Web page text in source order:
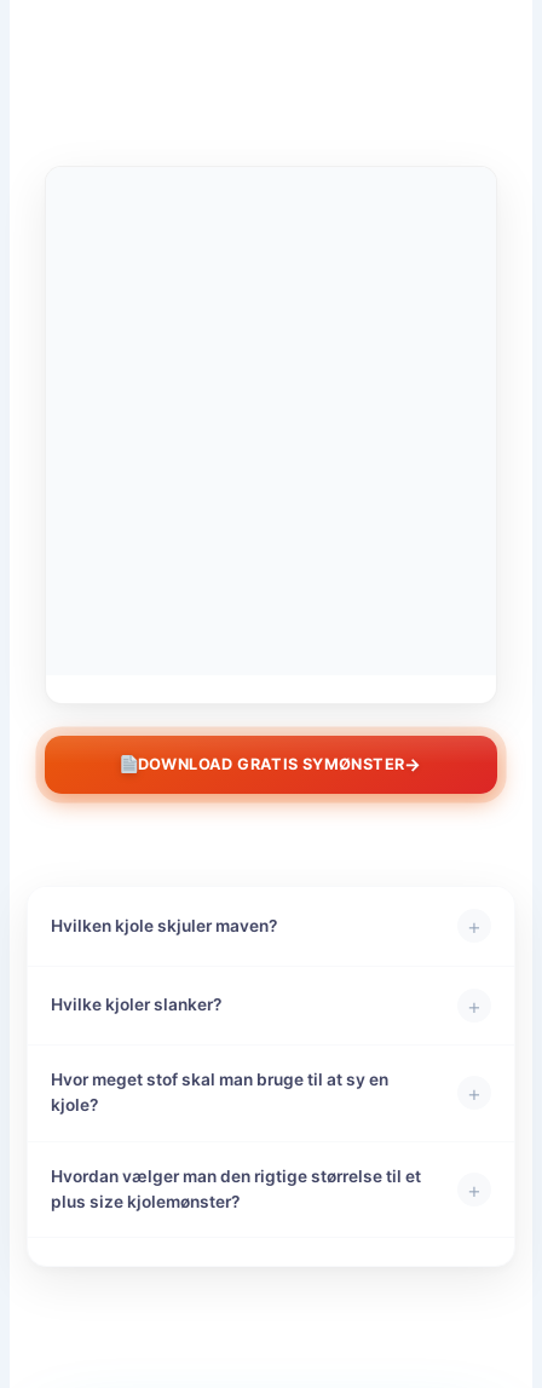
DOWNLOAD GRATIS SYMØNSTER→
Hvilken kjole skjuler maven? +
Hvilke kjoler slanker? +
Hvor meget stof skal man bruge til at sy en
kjole?
+
Hvordan vælger man den rigtige størrelse til et
plus size kjolemønster?
+